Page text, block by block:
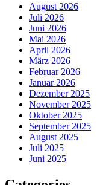
August 2026
Juli 2026
Juni 2026
Mai 2026
April 2026
März 2026
Februar 2026
Januar 2026
Dezember 2025
November 2025
Oktober 2025
September 2025
August 2025
Juli 2025
Juni 2025